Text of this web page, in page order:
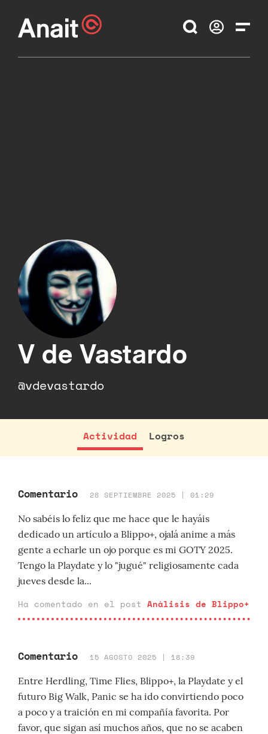
V de Vastardo
@vdevastardo
Actividad Logros
Comentario 28 SEPTIEMBRE 2025 | 01:29
No sabéis lo feliz que me hace que le hayáis
dedicado un artículo a Blippo+, ojalá anime a más
gente a echarle un ojo porque es mi GOTY 2025.
Tengo la Playdate y lo "jugué" religiosamente cada
jueves desde la...
Ha comentado en el post Análisis de Blippo+
Comentario 15 AGOSTO 2025 | 18:39
Entre Herdling, Time Flies, Blippo+, la Playdate y el
futuro Big Walk, Panic se ha ido convirtiendo poco
a poco y a traición en mi compañía favorita. Por
favor, que sigan así muchos años, que no se acaben